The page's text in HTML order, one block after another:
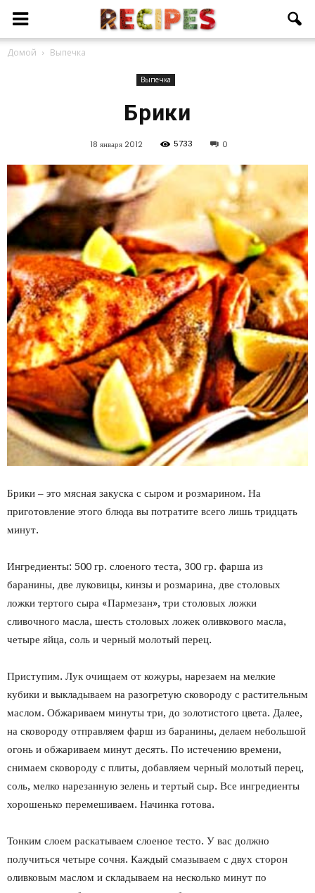
Домой Выпечка
Выпечка
Брики
18 января 2012 5733 0
Брики – это мясная закуска с сыром и розмарином. На
приготовление этого блюда вы потратите всего лишь тридцать
минут.
Ингредиенты: 500 гр. слоеного теста, 300 гр. фарша из
баранины, две луковицы, кинзы и розмарина, две столовых
ложки тертого сыра «Пармезан», три столовых ложки
сливочного масла, шесть столовых ложек оливкового масла,
четыре яйца, соль и черный молотый перец.
Приступим. Лук очищаем от кожуры, нарезаем на мелкие
кубики и выкладываем на разогретую сковороду с растительным
маслом. Обжариваем минуты три, до золотистого цвета. Далее,
на сковороду отправляем фарш из баранины, делаем небольшой
огонь и обжариваем минут десять. По истечению времени,
снимаем сковороду с плиты, добавляем черный молотый перец,
соль, мелко нарезанную зелень и тертый сыр. Все ингредиенты
хорошенько перемешиваем. Начинка готова.
Тонким слоем раскатываем слоеное тесто. У вас должно
получиться четыре сочня. Каждый смазываем с двух сторон
оливковым маслом и складываем на несколько минут по